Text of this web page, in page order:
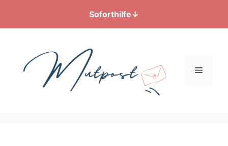
Soforthilfe↓
springen
Menü